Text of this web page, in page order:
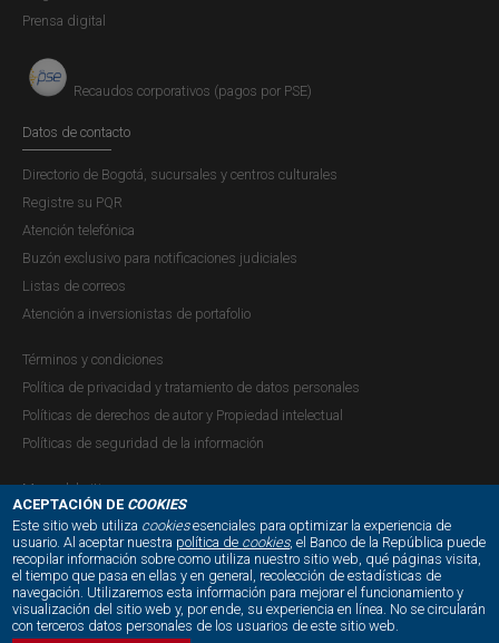
ACEPTACIÓN DE COOKIES
Este sitio web utiliza cookiesesenciales para optimizar la experiencia de
usuario. Al aceptar nuestra política de cookies, el Banco de la República puede
recopilar información sobre como utiliza nuestro sitio web, qué páginas visita,
el tiempo que pasa en ellas y en general, recolección de estadísticas de
navegación. Utilizaremos esta información para mejorar el funcionamiento y
visualización del sitio web y, por ende, su experiencia en línea. No se circularán
con terceros datos personales de los usuarios de este sitio web.
Prensa digital
Recaudos corporativos (pagos por PSE)
Datos de contacto
Directorio de Bogotá, sucursales y centros culturales
Registre su PQR
Atención telefónica
Buzón exclusivo para notificaciones judiciales
Listas de correos
Atención a inversionistas de portafolio
Términos y condiciones
Política de privacidad y tratamiento de datos personales
Políticas de derechos de autor y Propiedad intelectual
Políticas de seguridad de la información
Mapa del sitio
NUESTRAS REDES SOCIALES: